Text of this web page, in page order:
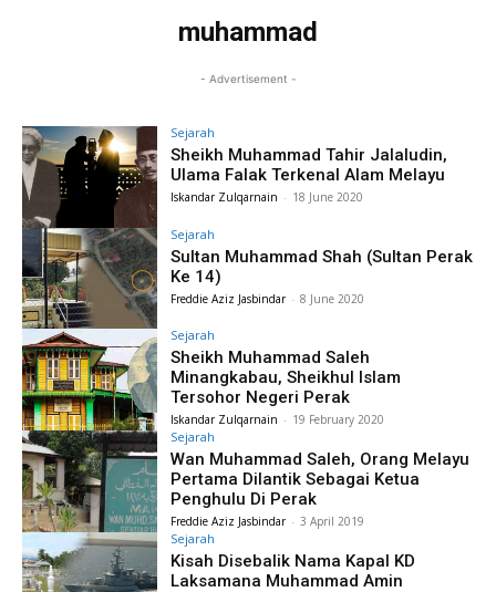
muhammad
- Advertisement -
Sejarah
Sheikh Muhammad Tahir Jalaludin,
Ulama Falak Terkenal Alam Melayu
Iskandar Zulqarnain - 18 June 2020
Sejarah
Sultan Muhammad Shah (Sultan Perak
Ke 14)
Freddie Aziz Jasbindar - 8 June 2020
Sejarah
Sheikh Muhammad Saleh
Minangkabau, Sheikhul Islam
Tersohor Negeri Perak
Iskandar Zulqarnain - 19 February 2020
Sejarah
Wan Muhammad Saleh, Orang Melayu
Pertama Dilantik Sebagai Ketua
Penghulu Di Perak
Freddie Aziz Jasbindar - 3 April 2019
Sejarah
Kisah Disebalik Nama Kapal KD
Laksamana Muhammad Amin